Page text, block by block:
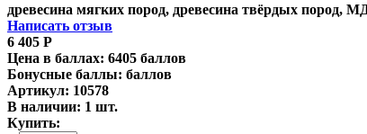
древесина мягких пород, древесина твёрдых пород,
Написать отзыв
6 405 Р
Цена в баллах: 6405 баллов
Бонусные баллы: баллов
Артикул: 10578
В наличии: 1 шт.
Купить: